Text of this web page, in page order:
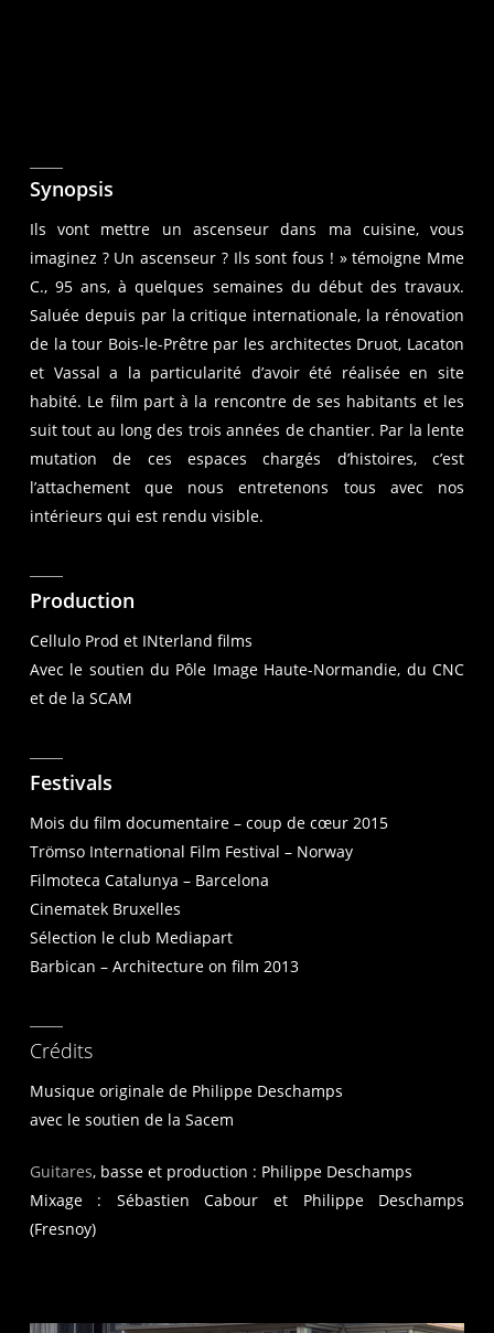
Synopsis
Ils vont mettre un ascenseur dans ma cuisine, vous
imaginez ? Un ascenseur ? Ils sont fous ! » témoigne Mme
C., 95 ans, à quelques semaines du début des travaux.
Saluée depuis par la critique internationale, la rénovation
de la tour Bois-le-Prêtre par les architectes Druot, Lacaton
et Vassal a la particularité d’avoir été réalisée en site
habité. Le film part à la rencontre de ses habitants et les
suit tout au long des trois années de chantier. Par la lente
mutation de ces espaces chargés d’histoires, c’est
l’attachement que nous entretenons tous avec nos
intérieurs qui est rendu visible.
Production
Cellulo Prod et INterland films
Avec le soutien du Pôle Image Haute-Normandie, du CNC
et de la SCAM
Festivals
Mois du film documentaire – coup de cœur 2015
Trömso International Film Festival – Norway
Filmoteca Catalunya – Barcelona
Cinematek Bruxelles
Sélection le club Mediapart
Barbican – Architecture on film 2013
Crédits
Musique originale de Philippe Deschamps
avec le soutien de la Sacem
Guitares, basse et production : Philippe Deschamps
Mixage : Sébastien Cabour et Philippe Deschamps
(Fresnoy)